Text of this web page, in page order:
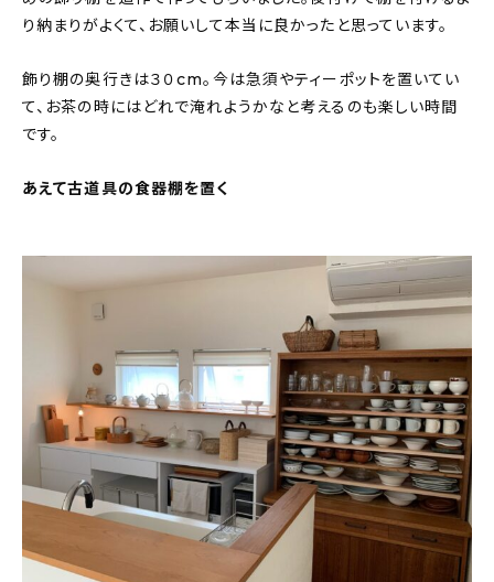
り納まりがよくて、お願いして本当に良かったと思っています。
飾り棚の奥行きは３０cm。今は急須やティーポットを置いてい
て、お茶の時にはどれで淹れようかなと考えるのも楽しい時間
です。
あえて古道具の食器棚を置く